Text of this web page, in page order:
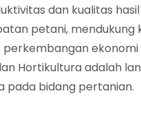
dan kualitas
petani,
Hortikultura adalah
pada bidang pertanian.